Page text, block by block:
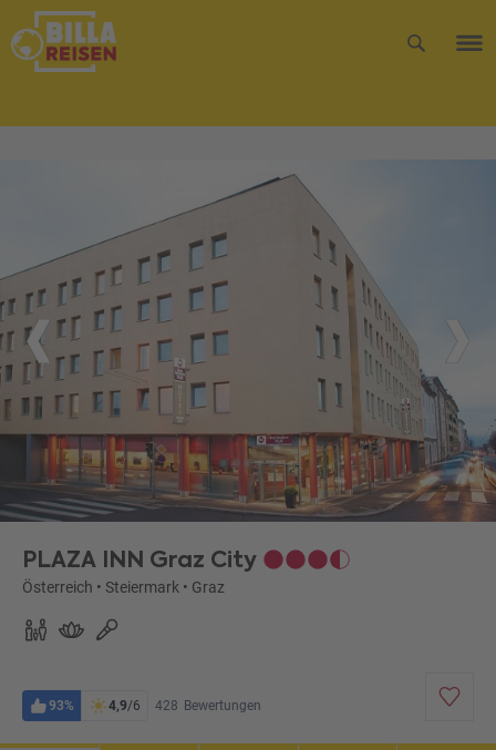
PLAZA INN Graz City
Österreich • Steiermark • Graz
93% 4,9/6 428 Bewertungen